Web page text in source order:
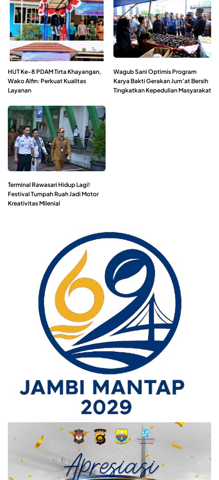
HUT Ke-8 PDAM Tirta Khayangan,
Wako Alfin: Perkuat Kualitas
Layanan
Wagub Sani Optimis Program
Karya Bakti Gerakan Jum’at Bersih
Tingkatkan Kepedulian Masyarakat
Terminal Rawasari Hidup Lagi!
Festival Tumpah Ruah Jadi Motor
Kreativitas Milenial